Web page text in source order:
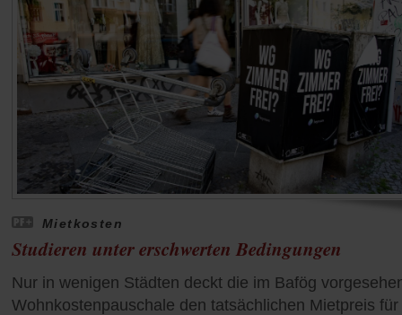
Mietkosten
Studieren unter erschwerten Bedingungen
Nur in wenigen Städten deckt die im Bafög
Wohnkostenpauschale den tatsächlichen Mietpreis für